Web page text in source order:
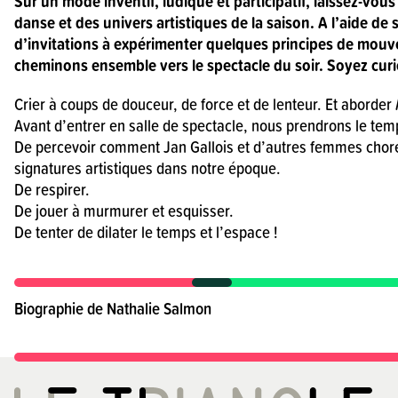
il y a un SAS.
Pendant le SAS,
Nathalie parle du spectacle
et fait danser les personnes.
Nathalie est une professeure de danse.
C’est un moment pour se préparer au
Le SAS est traduit en LSF
Langue des Signes Françaises.
C’est gratuit.
danse et des univers artistiques de la saison. A l’aide
d’invitations à expérimenter quelques principes de
cheminons ensemble vers le spectacle du soir. Soyez
Crier à coups de douceur, de force et de lenteur. Et aborder
Avant d’entrer en salle de spectacle, nous prendrons le
De percevoir comment Jan Gallois et d’autres femmes
signatures artistiques dans notre époque.
De respirer.
De jouer à murmurer et esquisser.
De tenter de dilater le temps et l’espace !
Biographie de Nathalie Salmon